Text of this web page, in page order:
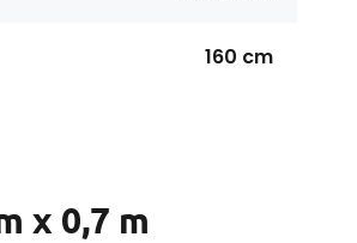
160 cm
x 0,7 m